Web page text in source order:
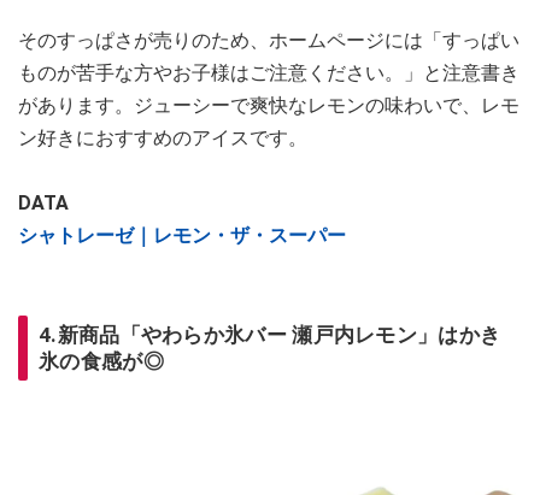
そのすっぱさが売りのため、ホームページには「すっぱい
ものが苦手な方やお子様はご注意ください。」と注意書き
があります。ジューシーで爽快なレモンの味わいで、レモ
ン好きにおすすめのアイスです。
DATA
シャトレーゼ｜レモン・ザ・スーパー
4.新商品「やわらか氷バー 瀬戸内レモン」はかき
氷の食感が◎